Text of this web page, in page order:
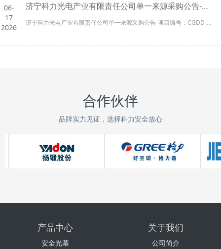
06-
17
2026
济宁科力光电产业有限责任公司单一来源采购公告-项目编号：CGDD-2026-2029
济宁科力光电产业有限责任公司单一来源采购公告-项目编号：CGDD-2026-2029...
合作伙伴
品牌实力见证，选择科力安全放心
产品中心
安全光幕
关于我们
公司简介